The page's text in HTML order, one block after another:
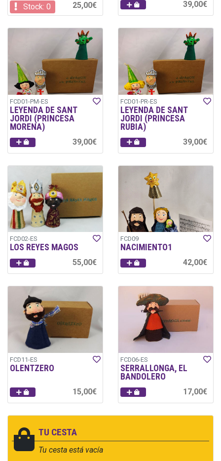
TU CESTA
Tu cesta está vacía
Stock: 0 25,00€ 39,00€
FCD01-PM-ES
LEYENDA DE SANT
JORDI (PRINCESA
MORENA)
39,00€
FCD01-PR-ES
LEYENDA DE SANT
JORDI (PRINCESA
RUBIA)
39,00€
FCD02-ES
LOS REYES MAGOS
55,00€
FCD09
NACIMIENTO1
42,00€
FCD11-ES
OLENTZERO
15,00€
FCD06-ES
SERRALLONGA, EL
BANDOLERO
17,00€